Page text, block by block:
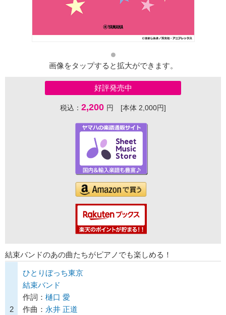
画像をタップすると拡大ができます。
好評発売中
税込： 2,200 円 [本体 2,000円]
結束バンドのあの曲たちがピアノでも楽しめる！
2
ひとりぼっち東京
結束バンド
作詞： 樋口 愛
作曲： 永井 正道